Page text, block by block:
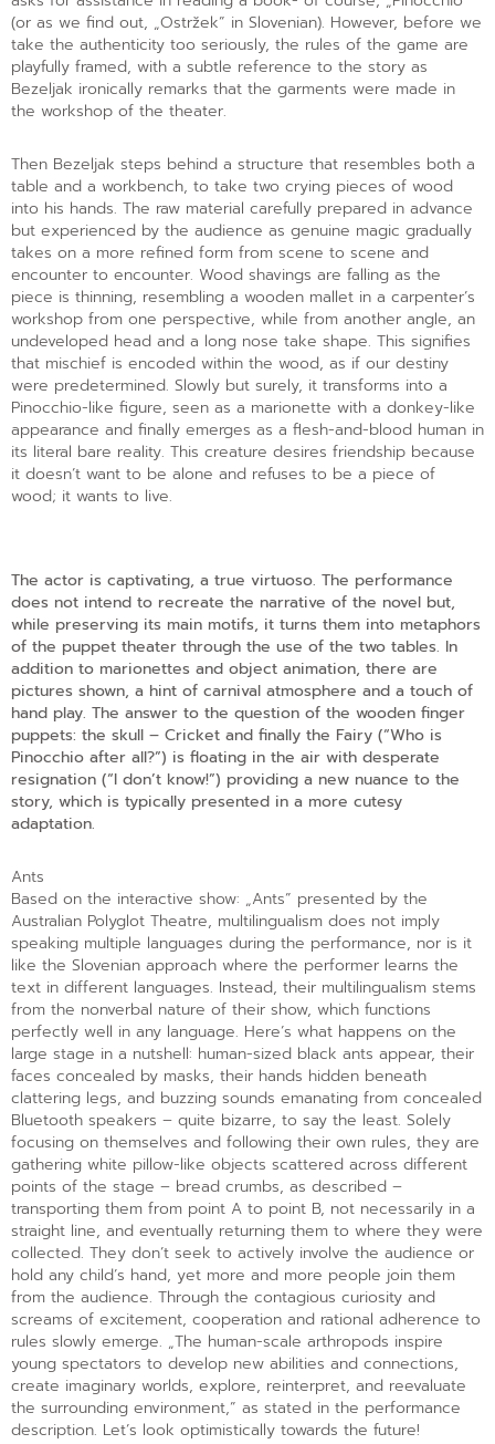
(or as we find out, „Ostržek” in Slovenian). However, before we
take the authenticity too seriously, the rules of the game are
playfully framed, with a subtle reference to the story as
Bezeljak ironically remarks that the garments were made in
the workshop of the theater.
Then Bezeljak steps behind a structure that resembles both a
table and a workbench, to take two crying pieces of wood
into his hands. The raw material carefully prepared in advance
but experienced by the audience as genuine magic gradually
takes on a more refined form from scene to scene and
encounter to encounter. Wood shavings are falling as the
piece is thinning, resembling a wooden mallet in a carpenter’s
workshop from one perspective, while from another angle, an
undeveloped head and a long nose take shape. This signifies
that mischief is encoded within the wood, as if our destiny
were predetermined. Slowly but surely, it transforms into a
Pinocchio-like figure, seen as a marionette with a donkey-like
appearance and finally emerges as a flesh-and-blood human in
its literal bare reality. This creature desires friendship because
it doesn’t want to be alone and refuses to be a piece of
wood; it wants to live.
The actor is captivating, a true virtuoso. The performance
does not intend to recreate the narrative of the novel but,
while preserving its main motifs, it turns them into metaphors
of the puppet theater through the use of the two tables. In
addition to marionettes and object animation, there are
pictures shown, a hint of carnival atmosphere and a touch of
hand play. The answer to the question of the wooden finger
puppets: the skull – Cricket and finally the Fairy (“Who is
Pinocchio after all?”) is floating in the air with desperate
resignation (“I don’t know!”) providing a new nuance to the
story, which is typically presented in a more cutesy
adaptation.
Ants
Based on the interactive show: „Ants” presented by the
Australian Polyglot Theatre, multilingualism does not imply
speaking multiple languages during the performance, nor is it
like the Slovenian approach where the performer learns the
text in different languages. Instead, their multilingualism stems
from the nonverbal nature of their show, which functions
perfectly well in any language. Here’s what happens on the
large stage in a nutshell: human-sized black ants appear, their
faces concealed by masks, their hands hidden beneath
clattering legs, and buzzing sounds emanating from concealed
Bluetooth speakers – quite bizarre, to say the least. Solely
focusing on themselves and following their own rules, they are
gathering white pillow-like objects scattered across different
points of the stage – bread crumbs, as described –
transporting them from point A to point B, not necessarily in a
straight line, and eventually returning them to where they were
collected. They don’t seek to actively involve the audience or
hold any child’s hand, yet more and more people join them
from the audience. Through the contagious curiosity and
screams of excitement, cooperation and rational adherence to
rules slowly emerge. „The human-scale arthropods inspire
young spectators to develop new abilities and connections,
create imaginary worlds, explore, reinterpret, and reevaluate
the surrounding environment,” as stated in the performance
description. Let’s look optimistically towards the future!